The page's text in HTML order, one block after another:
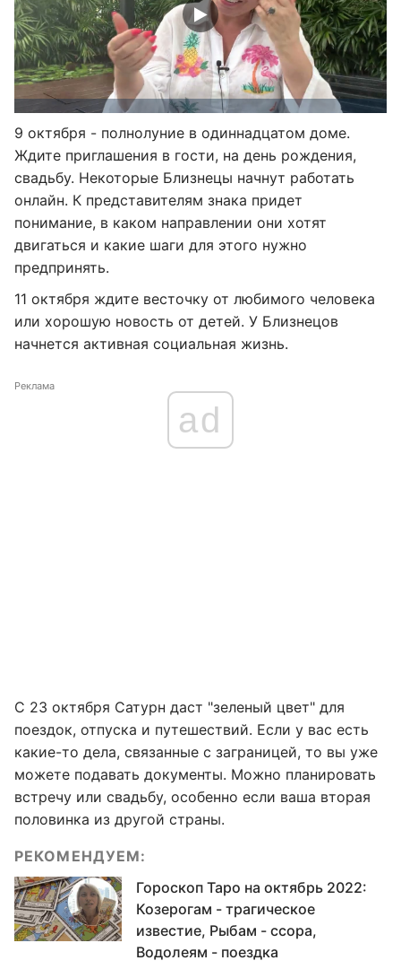
9 октября - полнолуние в одиннадцатом доме.
Ждите приглашения в гости, на день рождения,
свадьбу. Некоторые Близнецы начнут работать
онлайн. К представителям знака придет
понимание, в каком направлении они хотят
двигаться и какие шаги для этого нужно
предпринять.
11 октября ждите весточку от любимого человека
или хорошую новость от детей. У Близнецов
начнется активная социальная жизнь.
Реклама
ad
С 23 октября Сатурн даст "зеленый цвет" для
поездок, отпуска и путешествий. Если у вас есть
какие-то дела, связанные с заграницей, то вы уже
можете подавать документы. Можно планировать
встречу или свадьбу, особенно если ваша вторая
половинка из другой страны.
РЕКОМЕНДУЕМ:
Гороскоп Таро на октябрь 2022:
Козерогам - трагическое
известие, Рыбам - ссора,
Водолеям - поездка